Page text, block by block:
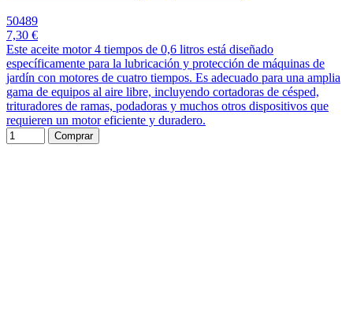
50489
7,30 €
Este aceite motor 4 tiempos de 0,6 litros está diseñado
específicamente para la lubricación y protección de máquinas de
jardín con motores de cuatro tiempos. Es adecuado para una amplia
gama de equipos al aire libre, incluyendo cortadoras de césped,
trituradores de ramas, podadoras y muchos otros dispositivos que
requieren un motor eficiente y duradero.
Comprar